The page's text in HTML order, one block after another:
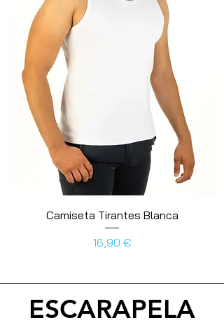
Camiseta Tirantes Blanca
Prix
16,90 €
ESCARAPELA